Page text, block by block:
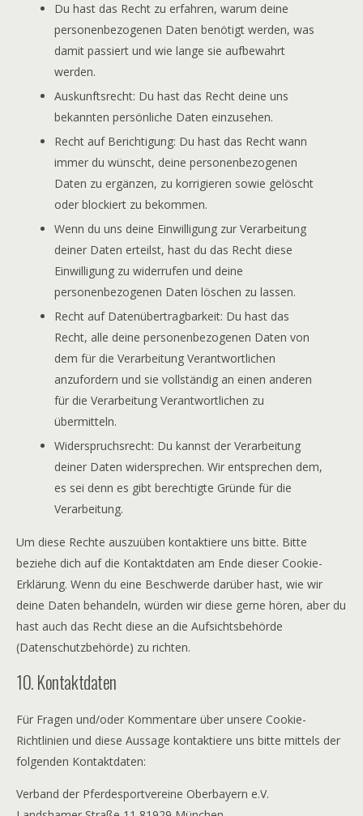
Du hast das Recht zu erfahren, warum deine
personenbezogenen Daten benötigt werden, was
damit passiert und wie lange sie aufbewahrt
werden.
Auskunftsrecht: Du hast das Recht deine uns
bekannten persönliche Daten einzusehen.
Recht auf Berichtigung: Du hast das Recht wann
immer du wünscht, deine personenbezogenen
Daten zu ergänzen, zu korrigieren sowie gelöscht
oder blockiert zu bekommen.
Wenn du uns deine Einwilligung zur Verarbeitung
deiner Daten erteilst, hast du das Recht diese
Einwilligung zu widerrufen und deine
personenbezogenen Daten löschen zu lassen.
Recht auf Datenübertragbarkeit: Du hast das
Recht, alle deine personenbezogenen Daten von
dem für die Verarbeitung Verantwortlichen
anzufordern und sie vollständig an einen anderen
für die Verarbeitung Verantwortlichen zu
übermitteln.
Widerspruchsrecht: Du kannst der Verarbeitung
deiner Daten widersprechen. Wir entsprechen dem,
es sei denn es gibt berechtigte Gründe für die
Verarbeitung.
Um diese Rechte auszuüben kontaktiere uns bitte. Bitte
beziehe dich auf die Kontaktdaten am Ende dieser Cookie-
Erklärung. Wenn du eine Beschwerde darüber hast, wie wir
deine Daten behandeln, würden wir diese gerne hören, aber du
hast auch das Recht diese an die Aufsichtsbehörde
(Datenschutzbehörde) zu richten.
10. Kontaktdaten
Für Fragen und/oder Kommentare über unsere Cookie-
Richtlinien und diese Aussage kontaktiere uns bitte mittels der
folgenden Kontaktdaten:
Verband der Pferdesportvereine Oberbayern e.V.